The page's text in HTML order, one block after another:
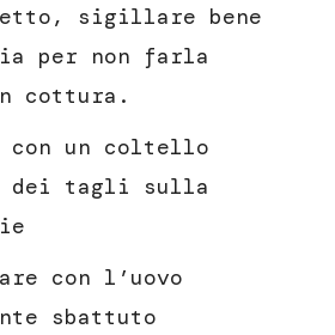
sigillare bene
per non farla
cottura.
con un coltello
tagli sulla
con l’uovo
sbattuto